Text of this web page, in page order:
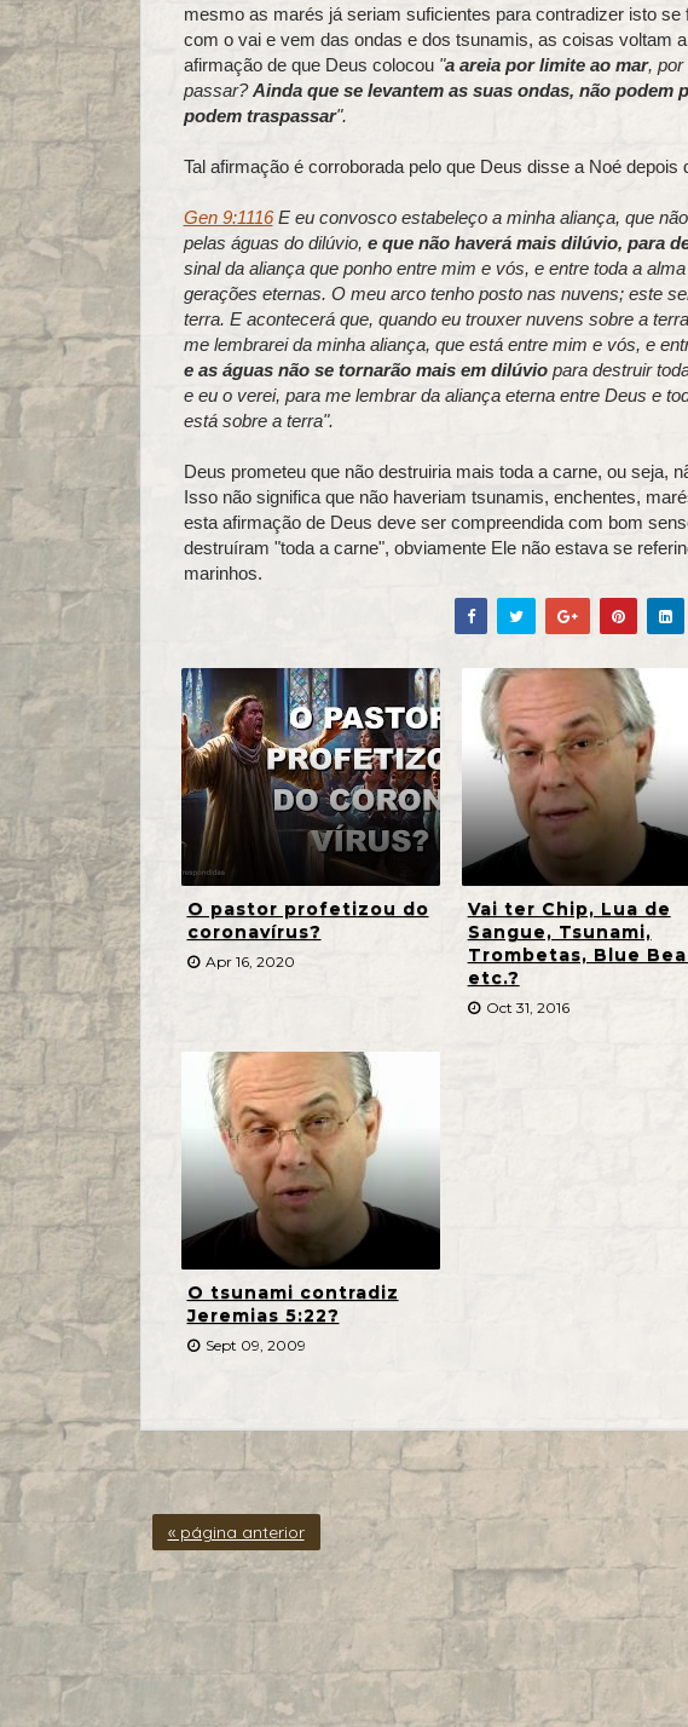
mesmo as marés já seriam suficientes para contradizer isto
com o vai e vem das ondas e dos tsunamis, as coisas voltam
afirmação de que Deus colocou "a areia por limite ao mar, por
passar?Ainda que se levantem as suas ondas, não podem
podem traspassar".
Tal afirmação é corroborada pelo que Deus disse a Noé depois
Gen 9:1116E eu convosco estabeleço a minha aliança, que
pelas águas do dilúvio, e que não haverá mais dilúvio, para
sinal da aliança que ponho entre mim e vós, e entre toda a
gerações eternas. O meu arco tenho posto nas nuvens; este
terra. E acontecerá que, quando eu trouxer nuvens sobre a
me lembrarei da minha aliança, que está entre mim e vós, e
e as águas não se tornarão mais em dilúviopara destruir
e eu o verei, para me lembrar da aliança eterna entre Deus e
está sobre a terra".
Deus prometeu que não destruiria mais toda a carne, ou seja,
Isso não significa que não haveriam tsunamis, enchentes,
esta afirmação de Deus deve ser compreendida com bom
destruíram "toda a carne", obviamente Ele não estava se
marinhos.
O pastor profetizou do
coronavírus?
Apr 16, 2020
Vai ter Chip, Lua de
Sangue, Tsunami,
Trombetas, Blue
etc.?
Oct 31, 2016
O tsunami contradiz
Jeremias 5:22?
Sept 09, 2009
« página anterior